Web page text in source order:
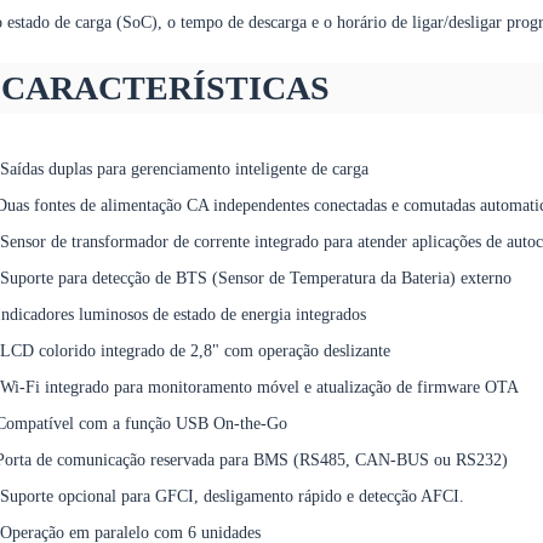
estado de carga (SoC), o tempo de descarga e o horário de ligar/desligar
CARACTERÍSTICAS
duplas para gerenciamento inteligente de carga
fontes de alimentação CA independentes conectadas e comutadas
de transformador de corrente integrado para atender aplicações de
para detecção de BTS (Sensor de Temperatura da Bateria) externo
luminosos de estado de energia integrados
colorido integrado de 2,8" com operação deslizante
Fi integrado para monitoramento móvel e atualização de firmware OTA
com a função USB On-the-Go
de comunicação reservada para BMS (RS485, CAN-BUS ou RS232)
opcional para GFCI, desligamento rápido e detecção AFCI.
em paralelo com 6 unidades